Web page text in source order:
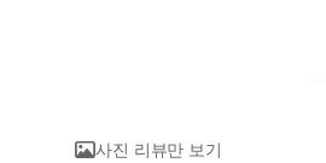
사진 리뷰만 보기